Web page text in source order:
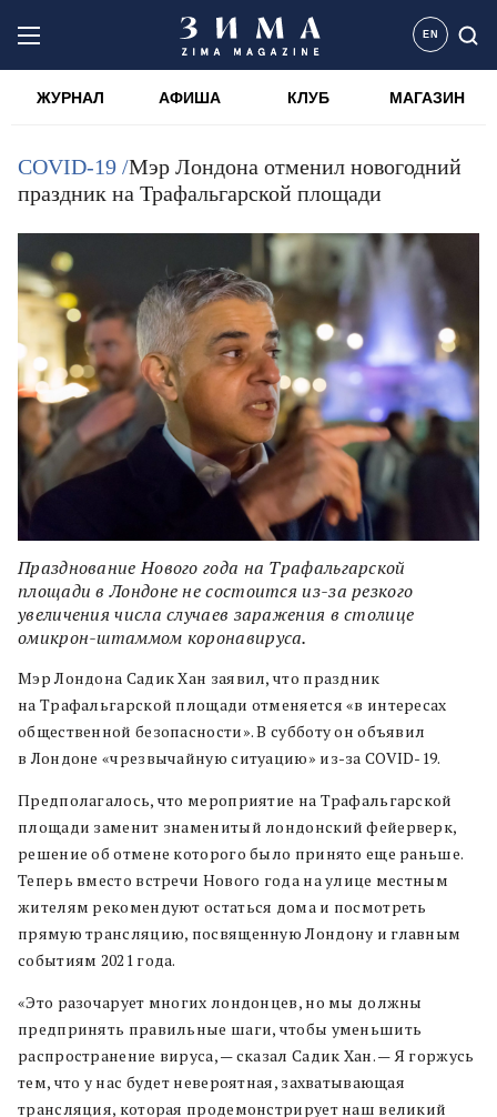
EN
ЖУРНАЛ АФИША КЛУБ МАГАЗИН
COVID-19 /Мэр Лондона отменил новогодний
праздник на Трафальгарской площади
Празднование Нового года на Трафальгарской
площади в Лондоне не состоится из-за резкого
увеличения числа случаев заражения в столице
омикрон-штаммом коронавируса.
Мэр Лондона Садик Хан заявил, что праздник
на Трафальгарской площади отменяется «в интересах
общественной безопасности». В субботу он объявил
в Лондоне «чрезвычайную ситуацию» из-за COVID-19.
Предполагалось, что мероприятие на Трафальгарской
площади заменит знаменитый лондонский фейерверк,
решение об отмене которого было принято еще раньше.
Теперь вместо встречи Нового года на улице местным
жителям рекомендуют остаться дома и посмотреть
прямую трансляцию, посвященную Лондону и главным
событиям 2021 года.
«Это разочарует многих лондонцев, но мы должны
предпринять правильные шаги, чтобы уменьшить
распространение вируса, — сказал Садик Хан. — Я горжусь
тем, что у нас будет невероятная, захватывающая
трансляция, которая продемонстрирует наш великий